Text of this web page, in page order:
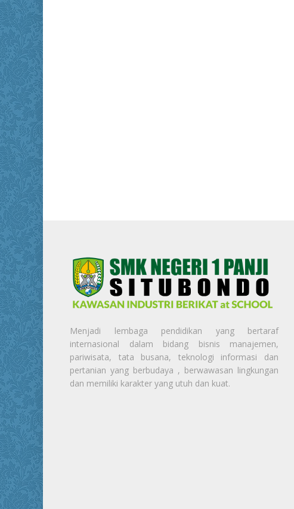
Menjadi lembaga pendidikan yang bertaraf
internasional dalam bidang bisnis manajemen,
pariwisata, tata busana, teknologi informasi dan
pertanian yang berbudaya , berwawasan lingkungan
dan memiliki karakter yang utuh dan kuat.